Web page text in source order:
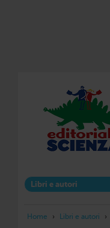
Libri e autori
Home › Libri e autori ›